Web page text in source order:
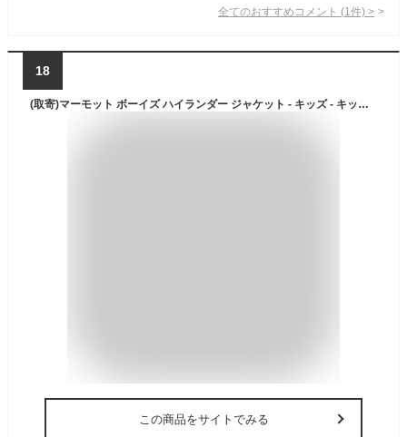
全てのおすすめコメント (1 件) >
18
(取寄)マーモット ボーイズ ハイランダー ジャケット - キッズ - キッズ Marmot Boy's Highlander Jacket - Kids' - Kids Black
この商品をサイトでみる